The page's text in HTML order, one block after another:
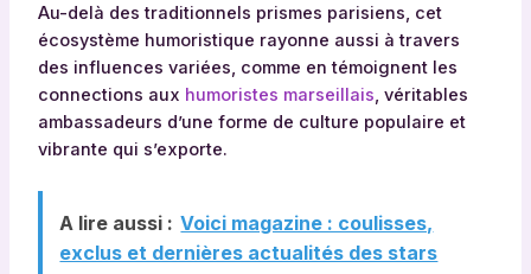
Au-delà des traditionnels prismes parisiens, cet
écosystème humoristique rayonne aussi à travers
des influences variées, comme en témoignent les
connections aux humoristes marseillais, véritables
ambassadeurs d’une forme de culture populaire et
vibrante qui s’exporte.
A lire aussi : Voici magazine : coulisses,
exclus et dernières actualités des stars